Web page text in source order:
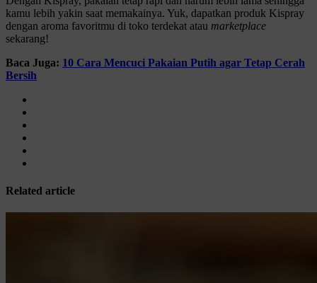
kamu lebih yakin saat memakainya. Yuk, dapatkan produk Kispray
dengan aroma favoritmu di toko terdekat atau marketplace
sekarang!
Baca Juga: 10 Cara Mencuci Pakaian Putih agar Tetap Cerah
Bersih
Related article